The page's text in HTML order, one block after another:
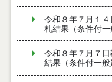
令和８年７月１
札結果（条件付一
令和８年７月７
結果（条件付一般